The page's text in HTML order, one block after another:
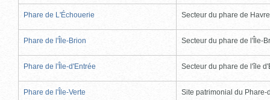
Phare de L'Échouerie Secteur du phare de
Phare de l'Île-Brion Secteur du phare de l'Île-
Phare de l'Île-d'Entrée Secteur du phare de l'île
Phare de l'Île-Verte Site patrimonial du Phare-